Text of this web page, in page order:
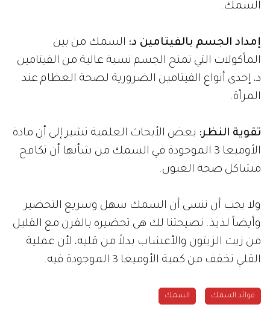
السمك.
إمداد الجسم بالفيتامين د: السمك من بين
المأكولات التي تمنح الجسم نسبة عالية من الفيتامين
د، إحدى أنواع الفيتامين الضرورية لصحة العظام عند
المرأة.
تقوية النظر: بعض الأبحاث العلمية تشير إلى أن مادة
الأوميغا 3 الموجودة في السمك من شأنها أن تكافح
مشاكل صحة العيون.
ولا يجب أن ننسى أن السمك سهل وسريع التحضير
وأيضاً لذيذ. نصيحتنا لك هي تحضيره بالفرن مع القليل
من زيت الزيتون والأعشاب بدلاً من قليه، لأن عملية
القلي تخفف من كمية الأوميغا 3 الموجودة فيه.
فوائد السمك السمك